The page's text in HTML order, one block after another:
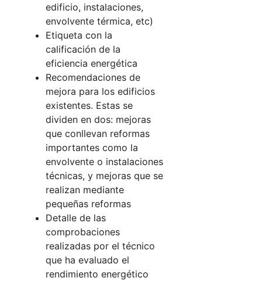
edificio, instalaciones,
envolvente térmica, etc)
Etiqueta con la
calificación de la
eficiencia energética
Recomendaciones de
mejora para los edificios
existentes. Estas se
dividen en dos: mejoras
que conllevan reformas
importantes como la
envolvente o instalaciones
técnicas, y mejoras que se
realizan mediante
pequeñas reformas
Detalle de las
comprobaciones
realizadas por el técnico
que ha evaluado el
rendimiento energético